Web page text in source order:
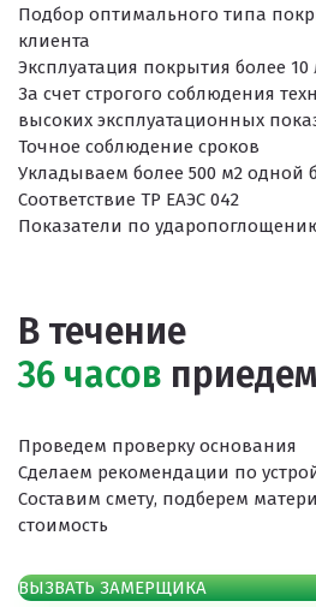
Подбор оптимального типа
клиента
Эксплуатация покрытия более 10
За счет строгого соблюдения
высоких эксплуатационных
Точное соблюдение сроков
Укладываем более 500 м2 одной
Соответствие ТР ЕАЭС 042
Показатели по
В течение
36 часов
Проведем проверку основания
Сделаем рекомендации по
Составим смету, подберем
стоимость
ВЫЗВАТЬ ЗАМЕРЩИКА